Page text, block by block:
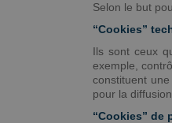
Selon le but
“Cookies”
Ils sont ceux
exemple,
constituent
pour la
“Cookies” de